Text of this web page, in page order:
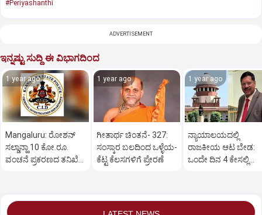
#Periyashanthi
ADVERTISEMENT
ಇನ್ನಷ್ಟು ಸುದ್ದಿ ಈ ವಿಭಾಗದಿಂದ
1 year ago
Mangaluru: ರೋಶನ್‌
ಸಲ್ಡಾನ್ಹಾ 10 ಕೋ.ರೂ.
ವಂಚನೆ ಪ್ರಕರಣದ ತನಿಖೆ
1 year ago
ಗೀತಾರ್ಥ ಚಿಂತನೆ- 327:
ಸಂಸ್ಕಾರ ಬಲದಿಂದ ಒಳ್ಳೆಯ-
ಕೆಟ್ಟ ಕೆಲಸಗಳಿಗೆ ಪ್ರೇರಣೆ
1 year ago
ನ್ಯಾಯಾಲಯದಲ್ಲಿ
ರಾಜಕೀಯ ಆಟ ಬೇಡ:
ಒಂದೇ ದಿನ 4 ಕೇಸಲ್ಲಿ